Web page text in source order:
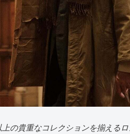
の貴重なコレクションを揃える